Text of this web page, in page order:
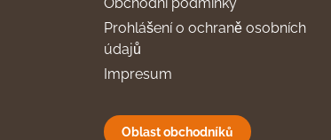
Prohlášení o ochraně osobních
údajů
Impresum
Oblast obchodníků